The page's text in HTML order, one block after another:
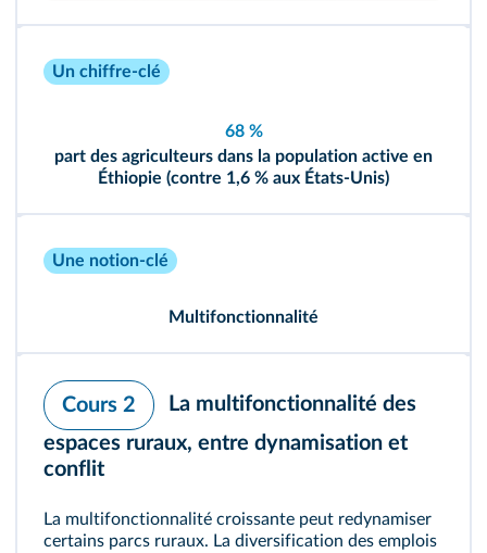
Un chiffre-clé
68 %
part des agriculteurs dans la population active en
Éthiopie (contre 1,6 % aux États‑Unis)
Une notion-clé
Multifonctionnalité
Cours 2
La multifonctionnalité des
espaces ruraux, entre dynamisation et
conflit
La multifonctionnalité croissante peut redynamiser
certains parcs ruraux. La diversification des emplois